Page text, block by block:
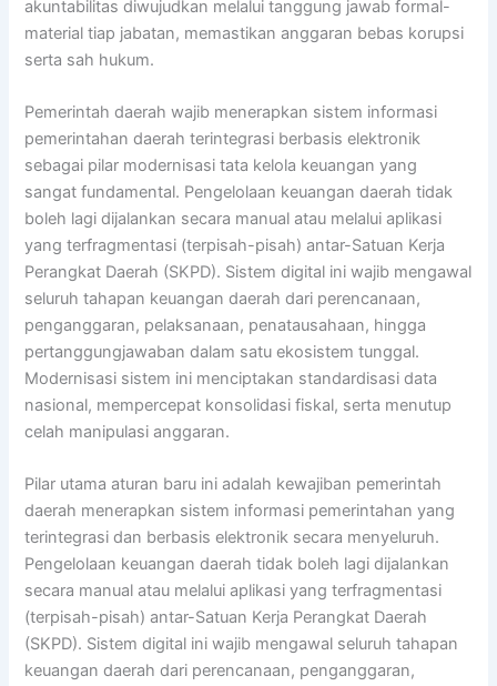
akuntabilitas diwujudkan melalui tanggung jawab formal-
material tiap jabatan, memastikan anggaran bebas korupsi
serta sah hukum.
Pemerintah daerah wajib menerapkan sistem informasi
pemerintahan daerah terintegrasi berbasis elektronik
sebagai pilar modernisasi tata kelola keuangan yang
sangat fundamental. Pengelolaan keuangan daerah tidak
boleh lagi dijalankan secara manual atau melalui aplikasi
yang terfragmentasi (terpisah-pisah) antar-Satuan Kerja
Perangkat Daerah (SKPD). Sistem digital ini wajib mengawal
seluruh tahapan keuangan daerah dari perencanaan,
penganggaran, pelaksanaan, penatausahaan, hingga
pertanggungjawaban dalam satu ekosistem tunggal.
Modernisasi sistem ini menciptakan standardisasi data
nasional, mempercepat konsolidasi fiskal, serta menutup
celah manipulasi anggaran.
Pilar utama aturan baru ini adalah kewajiban pemerintah
daerah menerapkan sistem informasi pemerintahan yang
terintegrasi dan berbasis elektronik secara menyeluruh.
Pengelolaan keuangan daerah tidak boleh lagi dijalankan
secara manual atau melalui aplikasi yang terfragmentasi
(terpisah-pisah) antar-Satuan Kerja Perangkat Daerah
(SKPD). Sistem digital ini wajib mengawal seluruh tahapan
keuangan daerah dari perencanaan, penganggaran,